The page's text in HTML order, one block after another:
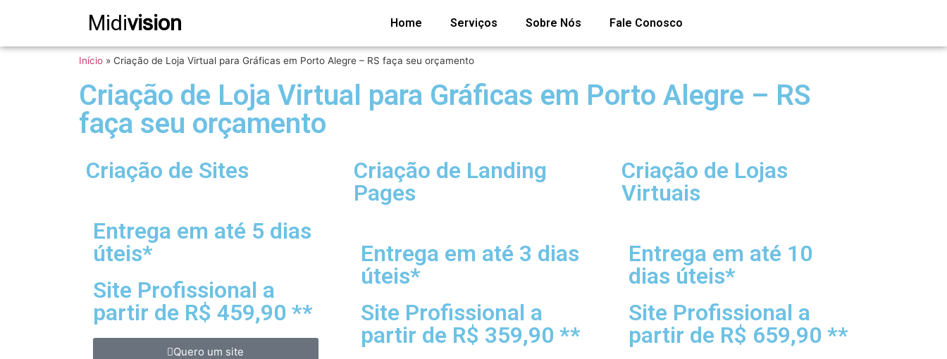
Midivision Home Serviços Sobre Nós Fale Conosco
Início » Criação de Loja Virtual para Gráficas em Porto Alegre – RS faça seu orçamento
Criação de Loja Virtual para Gráficas em Porto Alegre – RS
faça seu orçamento
Criação de Sites
Entrega em até 5 dias
úteis*
Site Profissional a
partir de R$ 459,90 **
Quero um site
Criação de Landing
Pages
Entrega em até 3 dias
úteis*
Site Profissional a
partir de R$ 359,90 **
Criação de Lojas
Virtuais
Entrega em até 10
dias úteis*
Site Profissional a
partir de R$ 659,90 **